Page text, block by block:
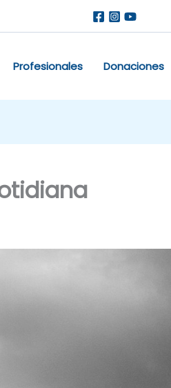
Profesionales Donaciones